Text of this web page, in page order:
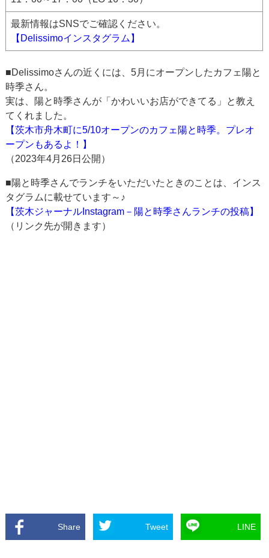
最新情報はSNSでご確認ください。
【Delissimoインスタグラム】
■Delissimoさんの近くには、5月にオープンしたカフェ陽と
時季さん。
実は、陽と時季さんが「かわいいお店ができてる」と教え
てくれました。
【茨木市舟木町に5/10オープンのカフェ陽と時季。プレオ
ープンもあるよ！】
（2023年4月26日公開）
■陽と時季さんでランチをいただいたときのことは、インス
タグラムに載せています～♪
【茨木ジャーナルInstagram－陽と時季さんランチの投稿】
（リンク先が開きます）
Share Tweet LINE